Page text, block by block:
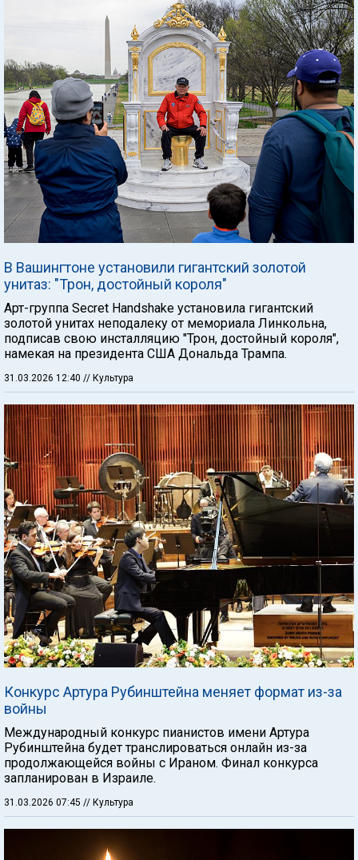
В Вашингтоне установили гигантский золотой
унитаз: "Трон, достойный короля"
Арт-группа Secret Handshake установила гигантский
золотой унитах неподалеку от мемориала Линкольна,
подписав свою инсталляцию "Трон, достойный короля",
намекая на президента США Дональда Трампа.
31.03.2026 12:40 // Культура
Конкурс Артура Рубинштейна меняет формат из-за
войны
Международный конкурс пианистов имени Артура
Рубинштейна будет транслироваться онлайн из-за
продолжающейся войны с Ираном. Финал конкурса
запланирован в Израиле.
31.03.2026 07:45 // Культура